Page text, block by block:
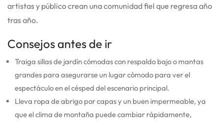
artistas y público crean una comunidad fiel que regresa año
tras año.
Consejos antes de ir
Traiga sillas de jardín cómodas con respaldo bajo o mantas
grandes para asegurarse un lugar cómodo para ver el
espectáculo en el césped del escenario principal.
Lleva ropa de abrigo por capas y un buen impermeable, ya
que el clima de montaña puede cambiar rápidamente,